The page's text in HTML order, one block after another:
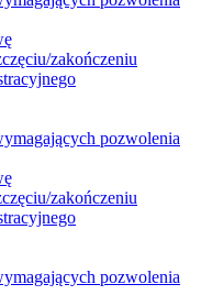
zakończeniu
pozwolenia
zakończeniu
pozwolenia